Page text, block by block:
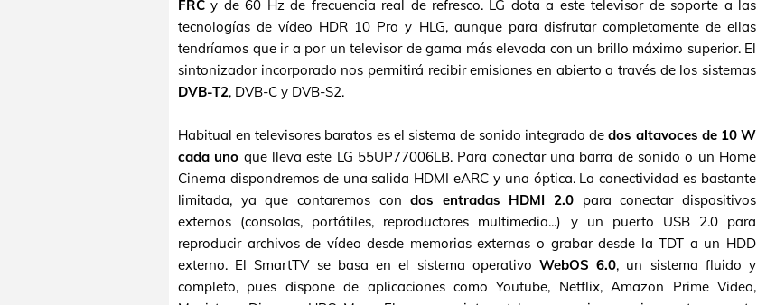
FRC y de 60 Hz de frecuencia real de refresco. LG dota a este televisor de soporte a las
tecnologías de vídeo HDR 10 Pro y HLG, aunque para disfrutar completamente de ellas
tendríamos que ir a por un televisor de gama más elevada con un brillo máximo superior. El
sintonizador incorporado nos permitirá recibir emisiones en abierto a través de los sistemas
DVB-T2, DVB-C y DVB-S2.
Habitual en televisores baratos es el sistema de sonido integrado dedos altavoces de 10 W
cada uno que lleva este LG 55UP77006LB. Para conectar una barra de sonido o un Home
Cinema dispondremos de una salida HDMI eARC y una óptica. La conectividad es bastante
limitada, ya que contaremos condos entradas HDMI 2.0 para conectar dispositivos
externos (consolas, portátiles, reproductores multimedia...) y un puerto USB 2.0 para
reproducir archivos de vídeo desde memorias externas o grabar desde la TDT a un HDD
externo. El SmartTV se basa en el sistema operativo WebOS 6.0, un sistema fluido y
completo, pues dispone de aplicaciones como Youtube, Netflix, Amazon Prime Video,